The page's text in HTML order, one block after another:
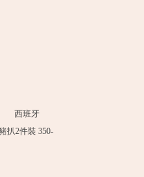
西班牙
扒2件裝 350-